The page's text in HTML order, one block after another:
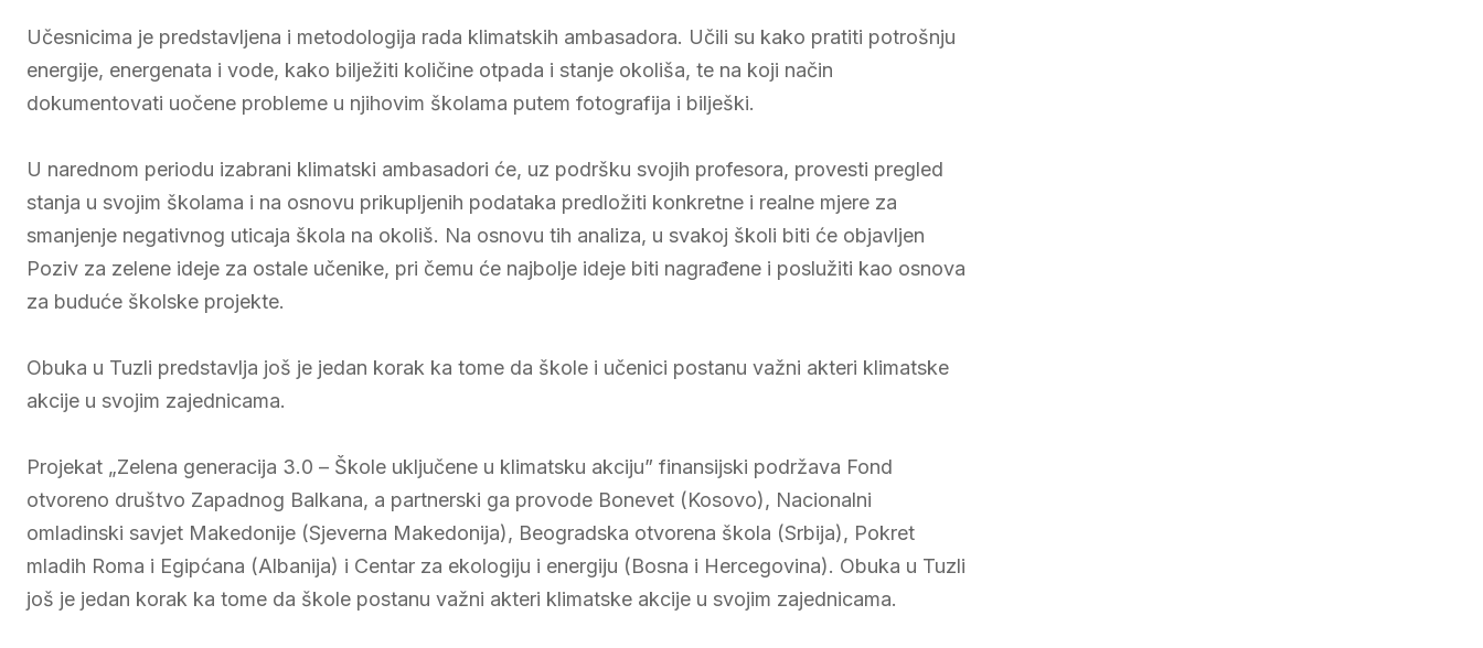
Učesnicima je predstavljena i metodologija rada klimatskih ambasadora. Učili su kako pratiti potrošnju
energije, energenata i vode, kako bilježiti količine otpada i stanje okoliša, te na koji način
dokumentovati uočene probleme u njihovim školama putem fotografija i bilješki.
U narednom periodu izabrani klimatski ambasadori će, uz podršku svojih profesora, provesti pregled
stanja u svojim školama i na osnovu prikupljenih podataka predložiti konkretne i realne mjere za
smanjenje negativnog uticaja škola na okoliš. Na osnovu tih analiza, u svakoj školi biti će objavljen
Poziv za zelene ideje za ostale učenike, pri čemu će najbolje ideje biti nagrađene i poslužiti kao osnova
za buduće školske projekte.
Obuka u Tuzli predstavlja još je jedan korak ka tome da škole i učenici postanu važni akteri klimatske
akcije u svojim zajednicama.
Projekat „Zelena generacija 3.0 – Škole uključene u klimatsku akciju” finansijski podržava Fond
otvoreno društvo Zapadnog Balkana, a partnerski ga provode Bonevet (Kosovo), Nacionalni
omladinski savjet Makedonije (Sjeverna Makedonija), Beogradska otvorena škola (Srbija), Pokret
mladih Roma i Egipćana (Albanija) i Centar za ekologiju i energiju (Bosna i Hercegovina). Obuka u Tuzli
još je jedan korak ka tome da škole postanu važni akteri klimatske akcije u svojim zajednicama.